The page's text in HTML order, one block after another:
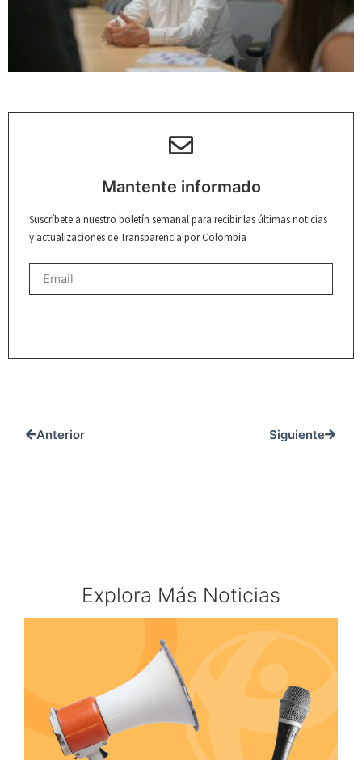
Mantente informado
Suscríbete a nuestro boletín semanal para recibir las últimas noticias
y actualizaciones de Transparencia por Colombia
Anterior Siguiente
Explora Más Noticias